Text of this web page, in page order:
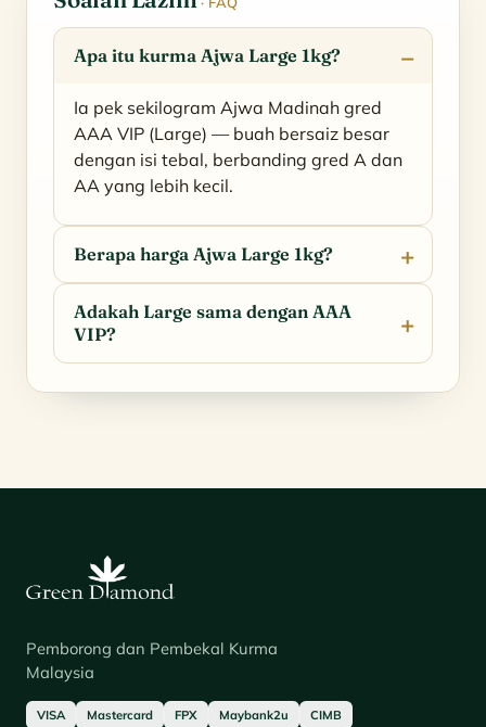
Apa itu kurma Ajwa Large 1kg?
Ia pek sekilogram Ajwa Madinah gred
AAA VIP (Large) — buah bersaiz besar
dengan isi tebal, berbanding gred A dan
AA yang lebih kecil.
Berapa harga Ajwa Large 1kg?
Adakah Large sama dengan AAA
VIP?
Pemborong dan Pembekal Kurma
Malaysia
VISA Mastercard FPX Maybank2u CIMB